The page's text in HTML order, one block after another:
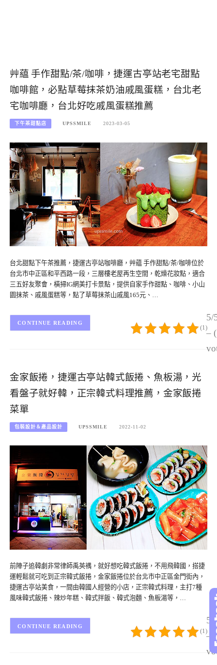
艸藴 手作甜點/茶/咖啡，捷運古亭站老宅甜點
咖啡館，必點草莓抹茶奶油戚風蛋糕，台北老
宅咖啡廳，台北好吃戚風蛋糕推薦
下午茶甜點店 UPSSMILE 2023-03-05
台北甜點下午茶推薦，捷運古亭站咖啡廳，艸藴 手作甜點/茶/咖啡位於
台北市中正區和平西路一段，三層樓老屋再生空間，乾燥花妝點，適合
三五好友聚會，橫掃IG網美打卡景點，提供自家手作甜點、咖啡、小山
園抹茶、戚風蛋糕等，點了草莓抹茶山戚風165元、…
5/
–
(1)
CONTINUE READING
金家飯捲，捷運古亭站韓式飯捲、魚板湯，光
看盤子就好韓，正宗韓式料理推薦，金家飯捲
菜單
包裝設計＆產品設計 UPSSMILE 2022-11-02
前陣子追韓劇非常律師禹英禑，就好想吃韓式飯捲，不用飛韓國，搭捷
運輕鬆就可吃到正宗韓式飯捲，金家飯捲位於台北市中正區金門街內，
捷運古亭站美食，一間由韓國人經營的小店，正宗韓式料理，主打7種
風味韓式飯捲、辣炒年糕、韓式拌飯、韓式泡麵、魚板湯等，…
5/
–
(1)
CONTINUE READING